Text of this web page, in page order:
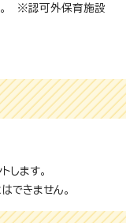
。 ※認可外保育施設
します。
できません。